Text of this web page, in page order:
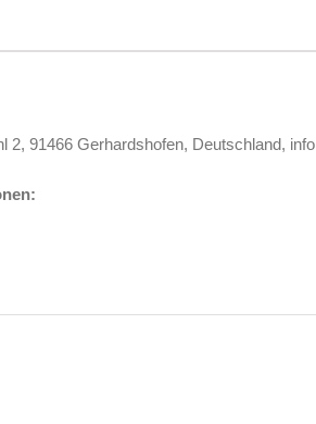
91466 Gerhardshofen, Deutschland,